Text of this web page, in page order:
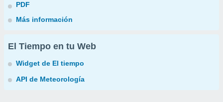
PDF
Más información
El Tiempo en tu Web
Widget de El tiempo
API de Meteorología